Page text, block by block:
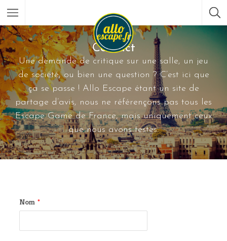
Contact
Une demande de critique sur une salle, un jeu
de société, ou bien une question ? C’est ici que
ça se passe ! Allo Escape étant un site de
partage d’avis, nous ne référençons pas tous les
Escape Game de France, mais uniquement ceux
que nous avons testés.
Nom *